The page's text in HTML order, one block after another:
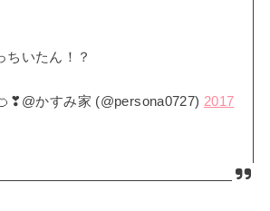
ちいたん！？
かすみ家 (@persona0727) 2017